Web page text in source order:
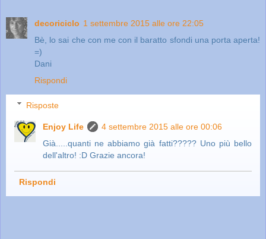
decoriciclo 1 settembre 2015 alle ore 22:05
Bè, lo sai che con me con il baratto sfondi una porta aperta!
=)
Dani
Rispondi
Risposte
Enjoy Life
4 settembre 2015 alle ore 00:06
Già.....quanti ne abbiamo già fatti????? Uno più bello
dell'altro! :D Grazie ancora!
Rispondi